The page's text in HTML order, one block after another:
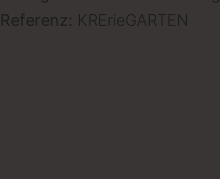
Referenz: KRErieGARTEN